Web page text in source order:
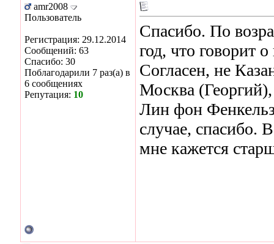
amr2008
Пользователь
Регистрация: 29.12.2014
Сообщений: 63
Спасибо: 30
Поблагодарили 7 раз(а) в
6 сообщениях
Репутация: 10
Спасибо. По
год, что говорит
Согласен, не
Москва
Лин фон
случае, спасибо.
мне кажется